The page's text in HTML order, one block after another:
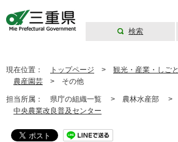
検索
現在位置： トップページ > 観光・産業・しごと
農産園芸 > その他
担当所属： 県庁の組織一覧 > 農林水産部 >
中央農業改良普及センター